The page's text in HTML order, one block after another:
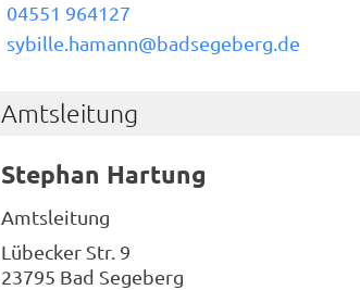
04551 964127
sybille.hamann@badsegeberg.de
Amtsleitung
Stephan Hartung
Amtsleitung
Lübecker Str. 9
23795 Bad Segeberg